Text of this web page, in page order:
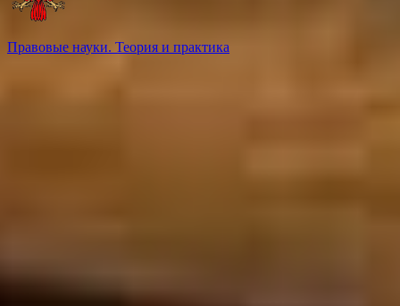
Правовые науки. Теория и практика